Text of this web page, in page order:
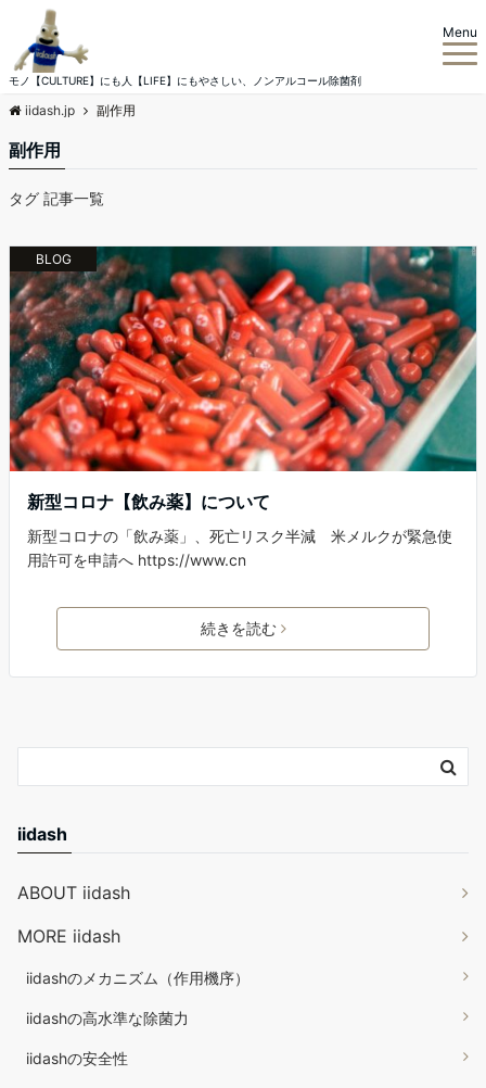
モノ【CULTURE】にも人【LIFE】にもやさしい、ノンアルコール除菌剤
Menu
iidash.jp 副作用
副作用
タグ 記事一覧
BLOG
新型コロナ【飲み薬】について
新型コロナの「飲み薬」、死亡リスク半減 米メルクが緊急使
用許可を申請へ https://www.cn
続きを読む
iidash
ABOUT iidash
MORE iidash
iidashのメカニズム（作用機序）
iidashの高水準な除菌力
iidashの安全性